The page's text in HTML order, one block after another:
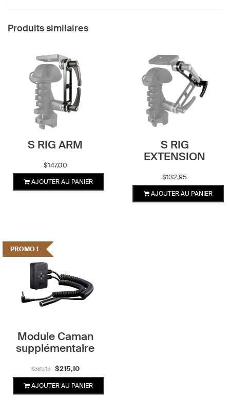
Produits similaires
S RIG ARM
$147,00
AJOUTER AU PANIER
S RIG
EXTENSION
$132,95
AJOUTER AU PANIER
PROMO !
Module Caman
supplémentaire
$389,15 Le
prix
initial
était :
$215,10Le
prix
actuel
est :
AJOUTER AU PANIER